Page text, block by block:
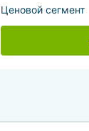
Ценовой сегмент